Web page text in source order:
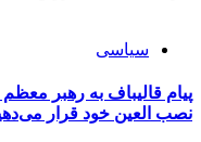
سیاسی
پیام قالیباف به رهبر
نصب العین خود قرار